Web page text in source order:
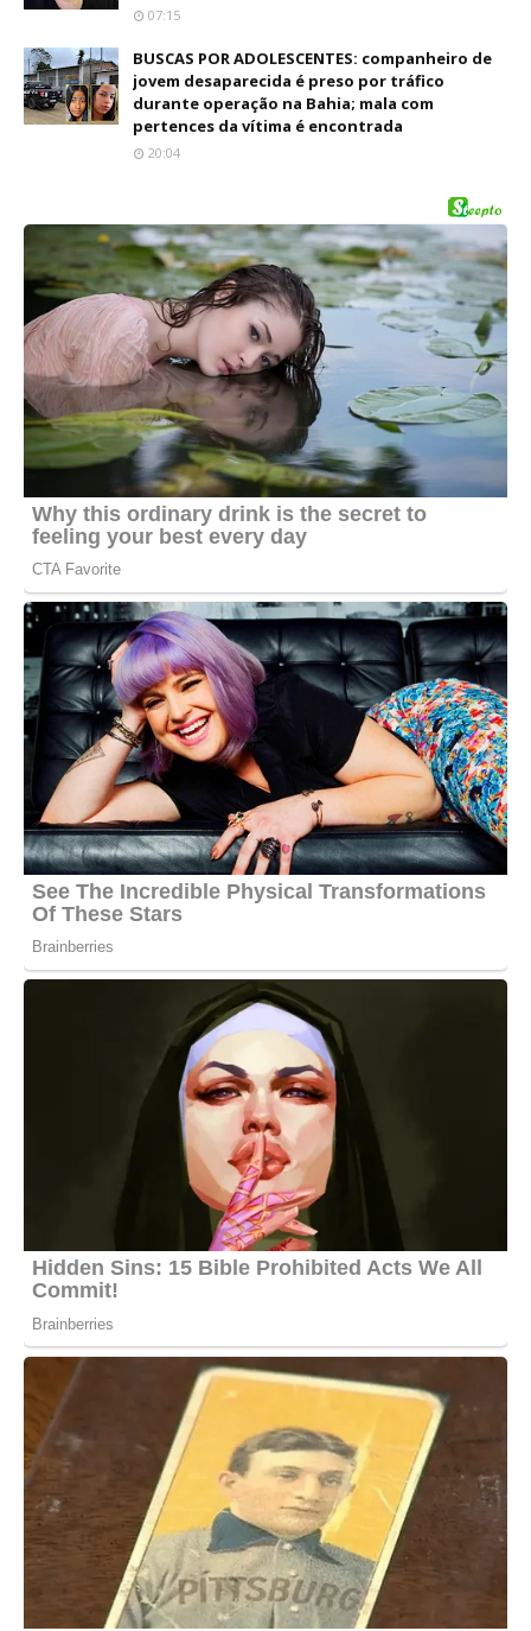
07:15
BUSCAS POR ADOLESCENTES: companheiro de
jovem desaparecida é preso por tráfico
durante operação na Bahia; mala com
pertences da vítima é encontrada
20:04